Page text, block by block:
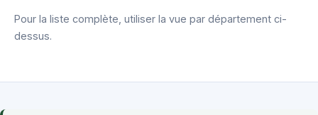
Pour la liste complète, utiliser la vue par département ci-
dessus.